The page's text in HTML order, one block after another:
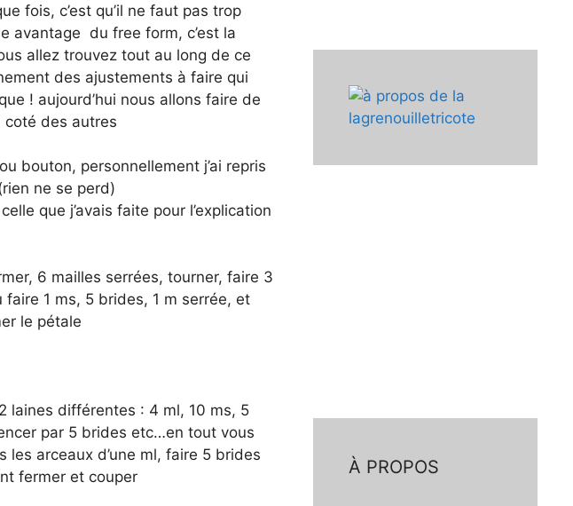
fois, c’est qu’il ne faut pas trop
avantage du free form, c’est la
allez trouvez tout au long de ce
des ajustements à faire qui
! aujourd’hui nous allons faire de
des autres
bouton, personnellement j’ai repris
ne se perd)
que j’avais faite pour l’explication
6 mailles serrées, tourner, faire 3
1 ms, 5 brides, 1 m serrée, et
le pétale
laines différentes : 4 ml, 10 ms, 5
par 5 brides etc…en tout vous
arceaux d’une ml, faire 5 brides
fermer et couper
À PROPOS